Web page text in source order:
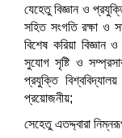
যেহেতু বিজ্ঞান ও
সহিত সংগতি রক্ষা ও
বিশেষ করিয়া বিজ্ঞান
সুযোগ সৃষ্টি ও
প্রযুক্তি
প্রয়োজনীয়;
সেহেতু এতদ্দ্বারা